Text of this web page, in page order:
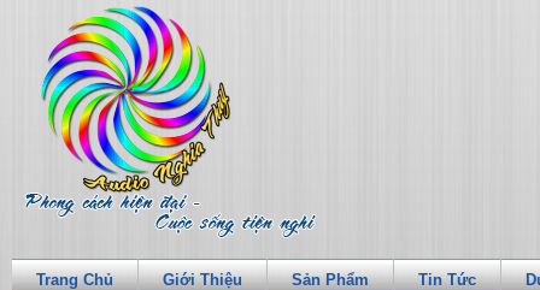
Trang Chủ Giới Thiệu Sản Phẩm Tin Tức